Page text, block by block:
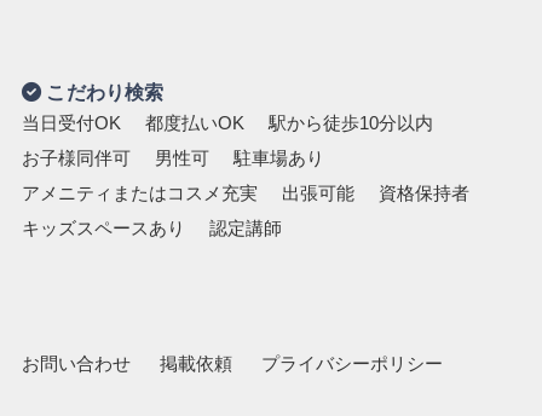
こだわり検索
当日受付OK 都度払いOK
駅から徒歩10分以内
お子様同伴可
男性可
駐車場あり
アメニティまたはコスメ充実
出張可能
資格保持者
キッズスペースあり
認定講師
お問い合わせ 掲載依頼 プライバシーポリシー